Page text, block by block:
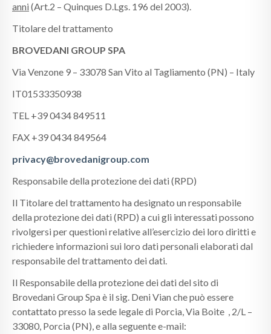
anni (Art.2 – Quinques D.Lgs. 196 del 2003).
Titolare del trattamento
BROVEDANI GROUP SPA
Via Venzone 9 – 33078 San Vito al Tagliamento (PN) – Italy
IT01533350938
TEL +39 0434 849511
FAX +39 0434 849564
privacy@brovedanigroup.com
Responsabile della protezione dei dati (RPD)
Il Titolare del trattamento ha designato un responsabile
della protezione dei dati (RPD) a cui gli interessati possono
rivolgersi per questioni relative all’esercizio dei loro diritti e
richiedere informazioni sui loro dati personali elaborati dal
responsabile del trattamento dei dati.
Il Responsabile della protezione dei dati del sito di
Brovedani Group Spa è il sig. Deni Vian che può essere
contattato presso la sede legale di Porcia, Via Boite , 2/L –
33080, Porcia (PN), e alla seguente e-mail: